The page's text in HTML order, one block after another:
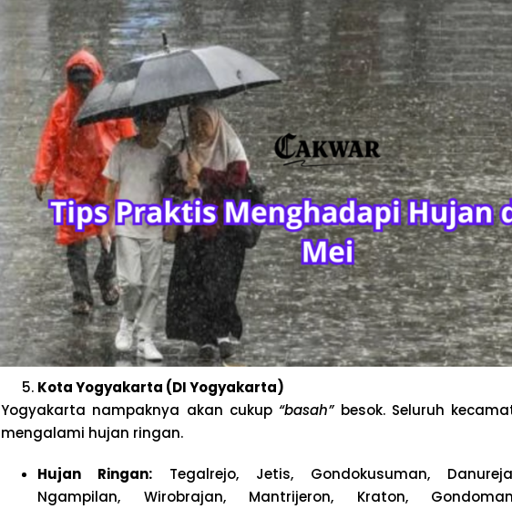
Kota Yogyakarta (DI Yogyakarta)
Yogyakarta nampaknya akan cukup“basah”besok. Seluruh
mengalami hujan ringan.
Hujan Ringan:Tegalrejo, Jetis, Gondokusuman,
Ngampilan, Wirobrajan, Mantrijeron, Kraton,